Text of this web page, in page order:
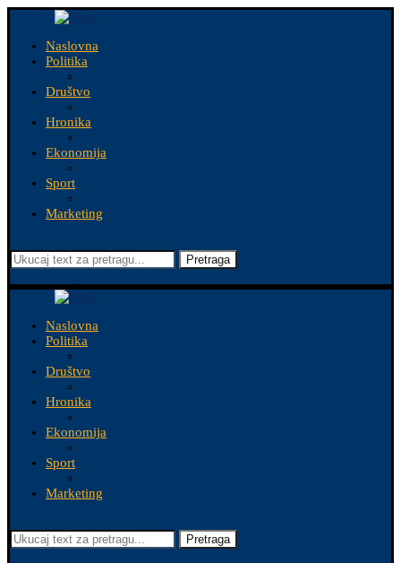
Naslovna
Politika
Društvo
Hronika
Ekonomija
Sport
Marketing
Pretraga
Naslovna
Politika
Društvo
Hronika
Ekonomija
Sport
Marketing
Pretraga